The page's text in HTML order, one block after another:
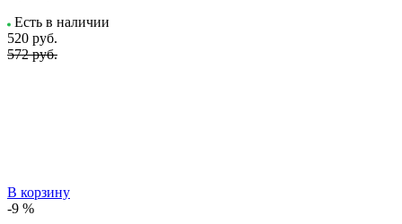
Есть в наличии
520 руб.
572 руб.
В корзину
-9 %